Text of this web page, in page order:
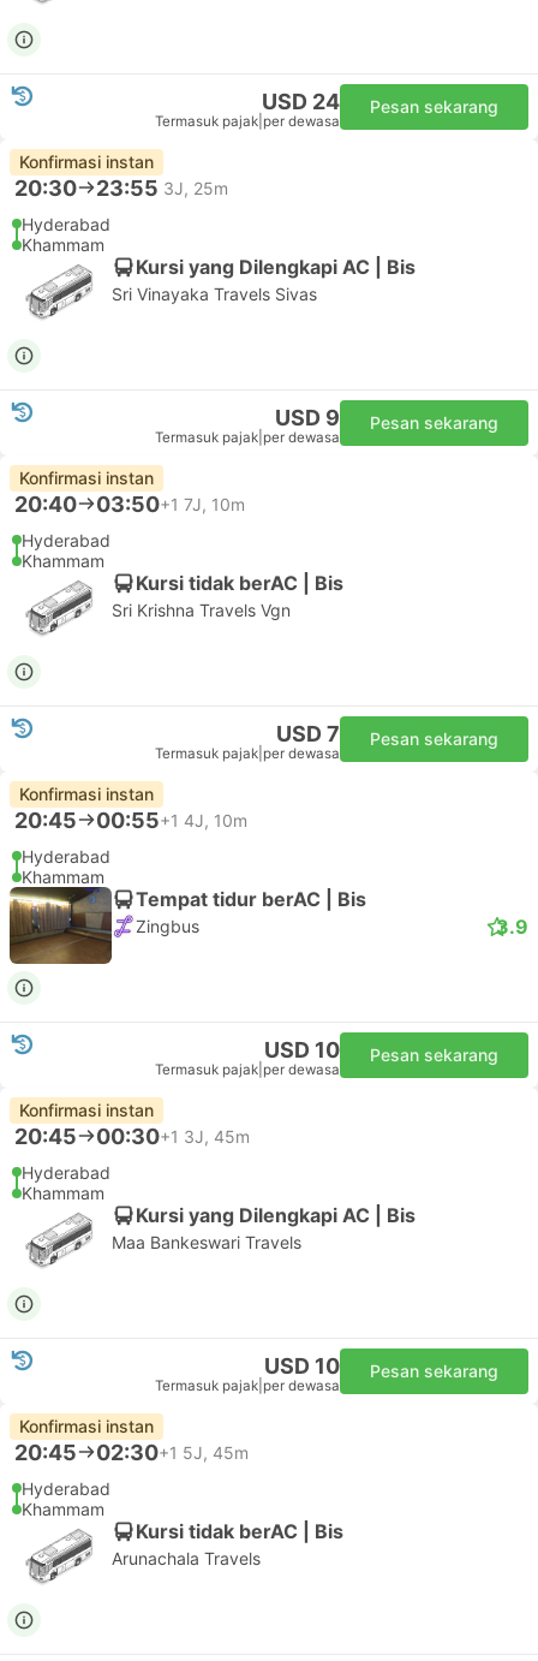
USD 24
Termasuk pajak per dewasa
Pesan sekarang
Konfirmasi instan
20:30 23:55 3J, 25m
Hyderabad
Khammam
Kursi yang Dilengkapi AC | Bis
Sri Vinayaka Travels Sivas
USD 9
Termasuk pajak per dewasa
Pesan sekarang
Konfirmasi instan
20:40 03:50+1 7J, 10m
Hyderabad
Khammam
Kursi tidak berAC | Bis
Sri Krishna Travels Vgn
USD 7
Termasuk pajak per dewasa
Pesan sekarang
Konfirmasi instan
20:45 00:55+1 4J, 10m
Hyderabad
Khammam
Tempat tidur berAC | Bis
Zingbus 3.9
USD 10
Termasuk pajak per dewasa
Pesan sekarang
Konfirmasi instan
20:45 00:30+1 3J, 45m
Hyderabad
Khammam
Kursi yang Dilengkapi AC | Bis
Maa Bankeswari Travels
USD 10
Termasuk pajak per dewasa
Pesan sekarang
Konfirmasi instan
20:45 02:30+1 5J, 45m
Hyderabad
Khammam
Kursi tidak berAC | Bis
Arunachala Travels